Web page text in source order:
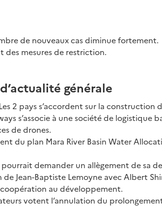
de nouveaux cas diminue fortement.
des mesures de restriction.
générale
2 pays s’accordent sur la construction
s’associe à une société de logistique
de drones.
du plan Mara River Basin Water
pourrait demander un allègement de sa
de Jean-Baptiste Lemoyne avec Albert
au développement.
votent l’annulation du